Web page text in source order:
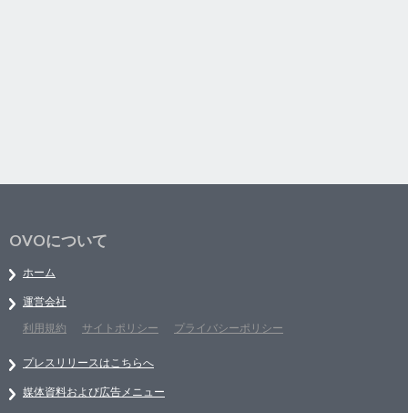
OVOについて
ホーム
運営会社
利用規約
サイトポリシー プライバシーポリシー
プレスリリースはこちらへ
媒体資料および広告メニュー